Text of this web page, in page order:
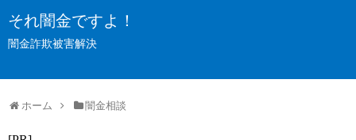
それ闇金ですよ！
闇金詐欺被害解決
ホーム 闇金相談